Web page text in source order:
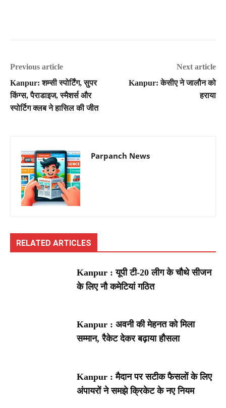
Previous article
Kanpur: शम्सी स्पोर्टिंग, सुपर
किंग्स, पैराडाइज, स्मैशर्स और
स्पोर्टिग क्लब ने हासिल की जीत
Next article
Kanpur: केसीए ने जालौन को
हराया
Parpanch News
RELATED ARTICLES
Kanpur : यूपी टी-20 लीग के चौथे सीजन
के लिए नौ कमेटियां गठित
Kanpur : अवनी की मेहनत को मिला
सम्मान, रैकेट देकर बढ़ाया हौसला
Kanpur : मैदान पर सटीक फैसलों के लिए
अंपायरों ने समझे क्रिकेट के नए नियम